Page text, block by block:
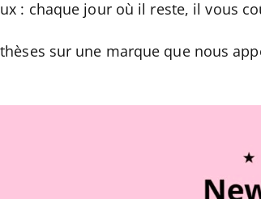
: chaque jour où il reste, il vous
sur une marque que nous